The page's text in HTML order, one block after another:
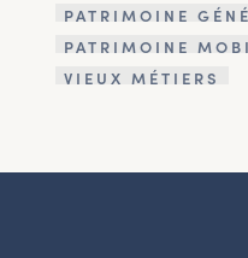
PATRIMOINE
PATRIMOINE
VIEUX MÉTIERS